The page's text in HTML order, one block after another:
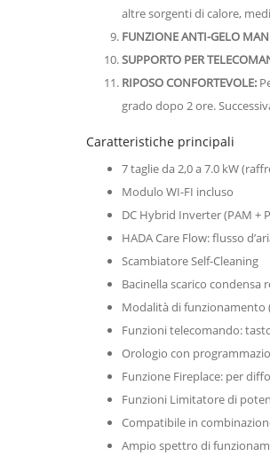
altre sorgenti di calore,
FUNZIONE ANTI-GELO
SUPPORTO PER
RIPOSO CONFORTEVOLE:
grado dopo 2 ore.
Caratteristiche principali
7 taglie da 2,0 a 7.0 kW
Modulo WI-FI incluso
DC Hybrid Inverter (PAM +
HADA Care Flow: flusso
Scambiatore Self-Cleaning
Bacinella scarico condensa
Modalità di funzionamento
Funzioni telecomando:
Orologio con
Funzione Fireplace: per
Funzioni Limitatore di
Compatibile in
Ampio spettro di